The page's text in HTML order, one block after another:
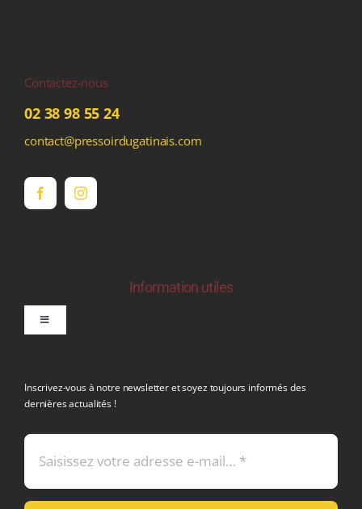
Contactez-nous
02 38 98 55 24
contact@pressoirdugatinais.com
Information utiles
Toggle
Mentions légales
Inscrivez-vous à notre newsletter et soyez toujours informés des
dernières actualités !